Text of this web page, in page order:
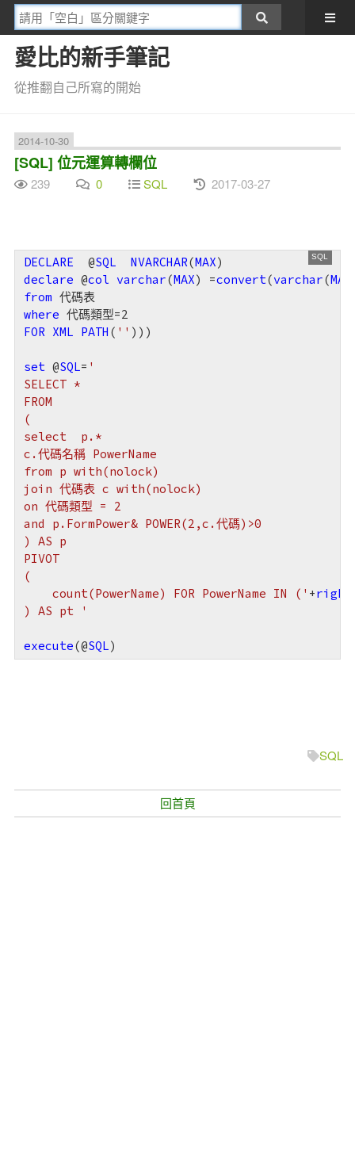
愛比的新手筆記
從推翻自己所寫的開始
2014-10-30
[SQL] 位元運算轉欄位
239 0 SQL 2017-03-27
DECLARE @SQL NVARCHAR(MAX
declare @col varchar(MAX) =convert(varchar(MAX
from
where 代碼類型=2
FOR XML PATH ( '' )))
set @SQL= '
SELECT *
FROM
(
select  p.*
c.代碼名稱 PowerName
from p with(nolock)
join 代碼表 c with(nolock)
on 代碼類型 = 2
and p.FormPower& POWER(2,c.代碼)>0
) AS p
PIVOT
(
count(PowerName) FOR PowerName IN (' +right
) AS pt '
execute(@SQL)
SQL
回首頁